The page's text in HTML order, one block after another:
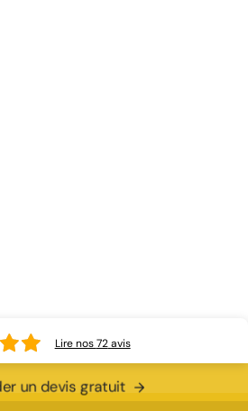
un devis gratuit
Lire nos72avis